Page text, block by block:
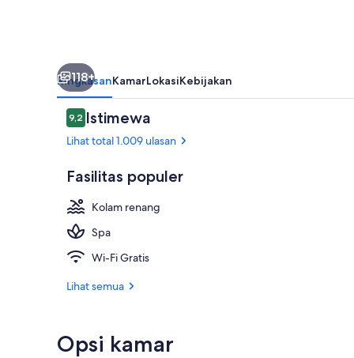
118+
RingkasanKamarLokasiKebijakan
Ulasan
9,29,2 dari 10
Istimewa
Lihat total 1.009 ulasan
Fasilitas populer
Kolam renang
Spa
Wi-Fi Gratis
Lihat semua
Opsi kamar